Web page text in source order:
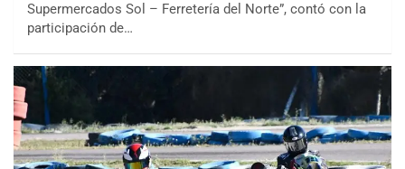
Supermercados Sol – Ferretería del Norte”, contó con la
participación de…